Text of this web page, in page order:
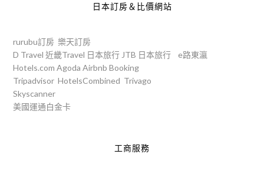
日本訂房＆比價網站
rurubu訂房 樂天訂房
D Travel 近畿Travel 日本旅行 JTB 日本旅行
e路東瀛
Hotels.com Agoda Airbnb Booking
Tripadvisor HotelsCombined Trivago
Skyscanner
美國運通白金卡
工商服務